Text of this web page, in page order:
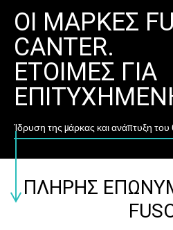
ΟΙ ΜΑΡΚΕΣ
CANTER.
ΕΤΟΙΜΕΣ ΓΙΑ
Ίδρυση της μάρκας και ανάπτυξη του
ΕΠΏΝΥΜΟ*
ΚΑΤΗΓΟΡΊΑ ΑΙΤΉΜΑΤΟΣ*
ΠΛΗΡΗΣ